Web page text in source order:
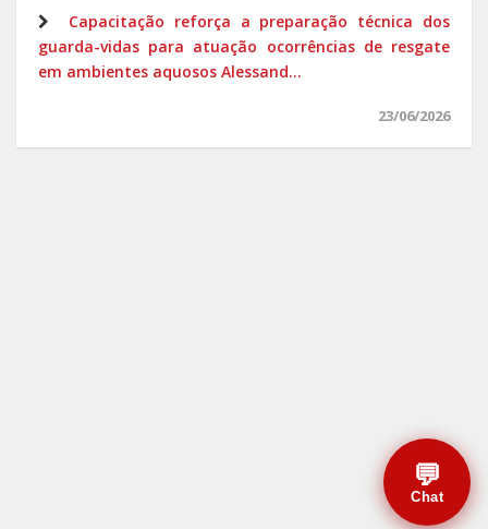
Capacitação reforça a preparação técnica dos
guarda-vidas para atuação ocorrências de resgate
em ambientes aquosos Alessand...
23/06/2026
💬
Chat